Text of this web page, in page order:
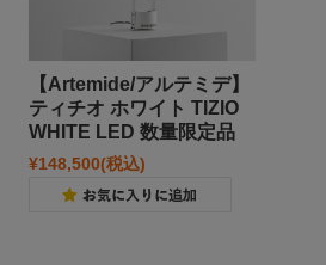
【Artemide/アルテミデ】
ティチオ ホワイト TIZIO
WHITE LED 数量限定品
¥148,500(税込)